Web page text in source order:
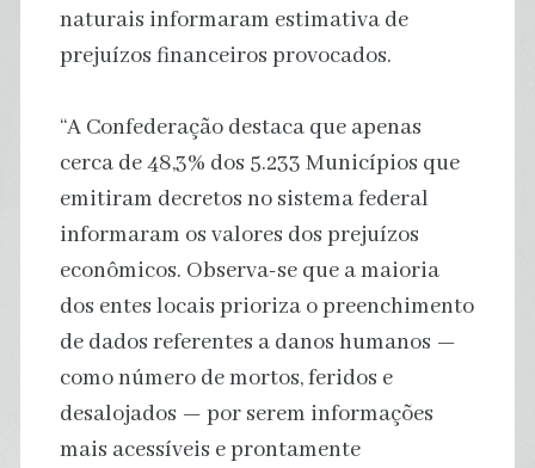
naturais informaram estimativa de
prejuízos financeiros provocados.
“A Confederação destaca que apenas
cerca de 48,3% dos 5.233 Municípios que
emitiram decretos no sistema federal
informaram os valores dos prejuízos
econômicos. Observa-se que a maioria
dos entes locais prioriza o preenchimento
de dados referentes a danos humanos —
como número de mortos, feridos e
desalojados — por serem informações
mais acessíveis e prontamente